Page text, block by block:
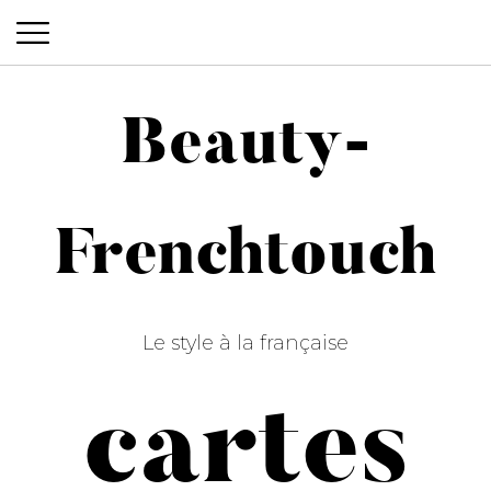
Beauty-Frenchtouch
Beauty-
Frenchtouch
Le style à la française
cartes